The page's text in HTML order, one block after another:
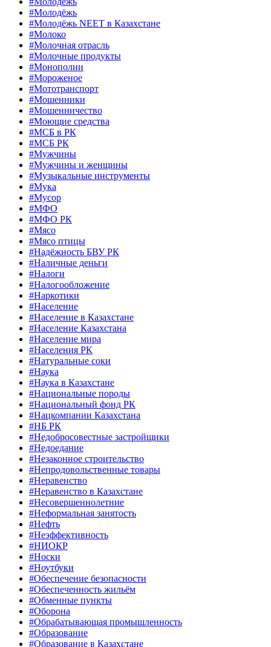
#Молодёжь
#Молодёжь NEET в Казахстане
#Молоко
#Молочная отрасль
#Молочные продукты
#Монополии
#Мороженое
#Мототранспорт
#Мошенники
#Мошенничество
#Моющие средства
#МСБ в РК
#МСБ РК
#Мужчины
#Мужчины и женщины
#Музыкальные инструменты
#Мука
#Мусор
#МФО
#МФО РК
#Мясо
#Мясо птицы
#Надёжность БВУ РК
#Наличные деньги
#Налоги
#Налогообложение
#Наркотики
#Население
#Население в Казахстане
#Население Казахстана
#Население мира
#Населения РК
#Натуральные соки
#Наука
#Наука в Казахстане
#Национальные породы
#Национальный фонд РК
#Нацкомпании Казахстана
#НБ РК
#Недобросовестные застройщики
#Недоедание
#Незаконное строительство
#Непродовольственные товары
#Неравенство
#Неравенство в Казахстане
#Несовершеннолетние
#Неформальная занятость
#Нефть
#Неэффективность
#НИОКР
#Носки
#Ноутбуки
#Обеспечение безопасности
#Обеспеченность жильём
#Обменные пункты
#Оборона
#Обрабатывающая промышленность
#Образование
#Образование в Казахстане